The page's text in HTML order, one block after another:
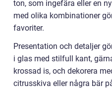
ton, som ingefära eller en
med olika kombinationer
favoriter.
Presentation och detaljer
i glas med stilfull kant,
krossad is, och dekorera
citrusskiva eller några bär